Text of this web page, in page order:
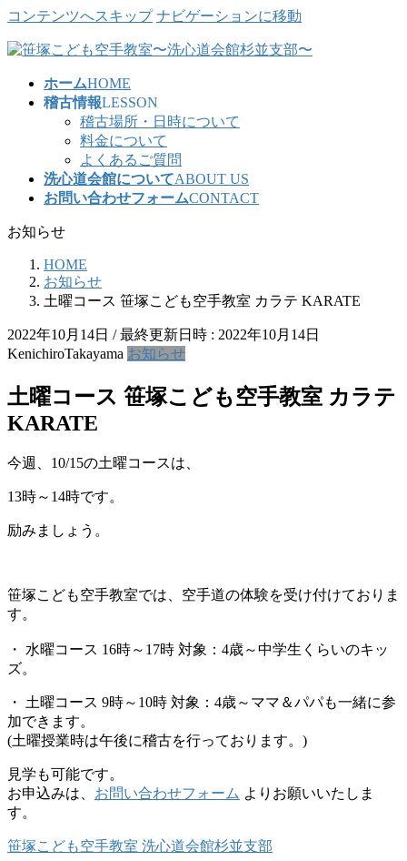
コンテンツへスキップ ナビゲーションに移動
ホームHOME
稽古情報LESSON
稽古場所・日時について
料金について
よくあるご質問
洗心道会館についてABOUT US
お問い合わせフォームCONTACT
お知らせ
HOME
お知らせ
土曜コース 笹塚こども空手教室 カラテ KARATE
2022年10月14日 / 最終更新日時 : 2022年10月14日
KenichiroTakayama お知らせ
土曜コース 笹塚こども空手教室 カラテ
KARATE
今週、10/15の土曜コースは、
13時～14時です。
励みましょう。
笹塚こども空手教室では、空手道の体験を受け付けておりま
す。
・ 水曜コース 16時～17時 対象：4歳～中学生くらいのキッ
ズ。
・ 土曜コース 9時～10時 対象：4歳～ママ＆パパも一緒に参
加できます。
(土曜授業時は午後に稽古を行っております。)
見学も可能です。
お申込みは、 お問い合わせフォーム よりお願いいたしま
す。
笹塚こども空手教室 洗心道会館杉並支部